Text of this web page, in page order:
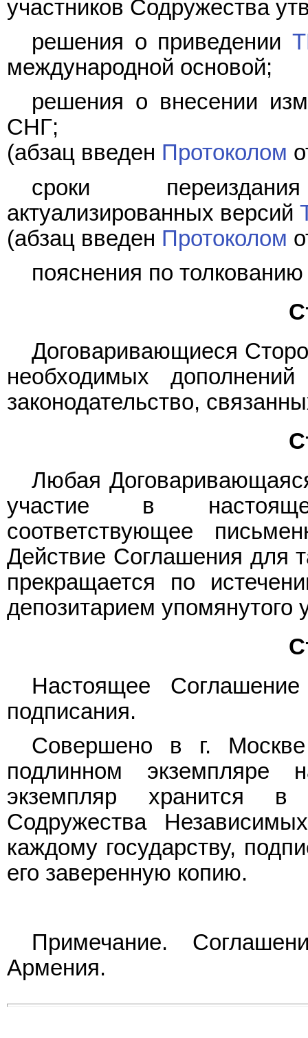
участников Содружества
решения о приведении
международной основой;
решения о внесении
СНГ;
(абзац введен Протоколом
сроки
актуализированных версий
(абзац введен Протоколом
пояснения по
Договаривающиеся
необходимых
законодательство,
Любая
участие в
соответствующее
Действие Соглашения для
прекращается по
депозитарием упомянутого
Настоящее
подписания.
Совершено в г.
подлинном экземпляре
экземпляр хранится в
Содружества
каждому государству,
его заверенную копию.
Примечание.
Армения.